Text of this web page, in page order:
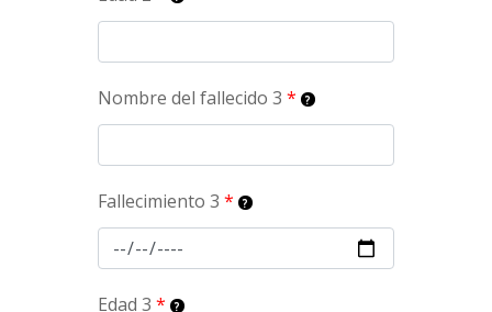
Nombre del fallecido 3 *
Fallecimiento 3 *
Edad 3 *